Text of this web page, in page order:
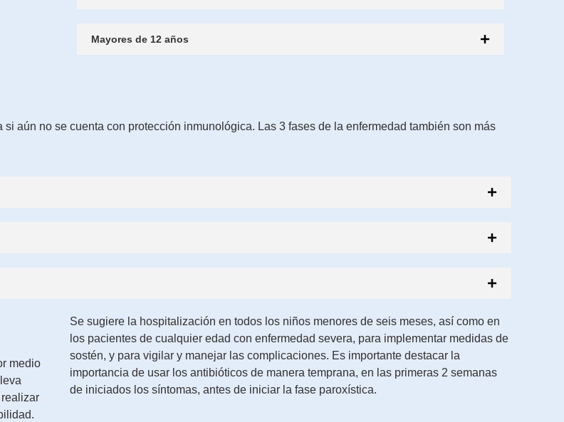
Mayores de 12 años
aún no se cuenta con protección inmunológica. Las 3 fases de la enfermedad también son más
medio
Se sugiere la hospitalización en todos los niños menores de seis meses, así como en
los pacientes de cualquier edad con enfermedad severa, para implementar medidas de
sostén, y para vigilar y manejar las complicaciones. Es importante destacar la
importancia de usar los antibióticos de manera temprana, en las primeras 2 semanas
de iniciados los síntomas, antes de iniciar la fase paroxística.